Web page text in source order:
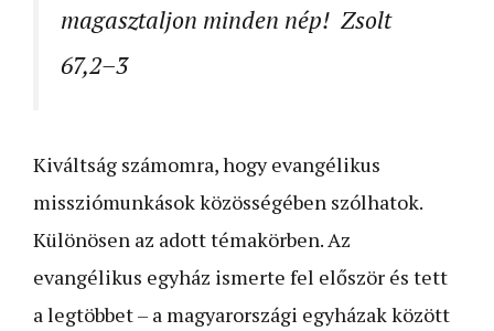
magasztaljon minden nép! Zsolt
67,2–3
Kiváltság számomra, hogy evangélikus
missziómunkások közösségében szólhatok.
Különösen az adott témakörben. Az
evangélikus egyház ismerte fel először és tett
a legtöbbet – a magyarországi egyházak között